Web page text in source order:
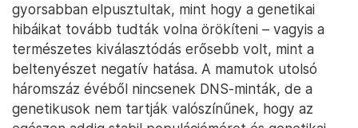
gyorsabban elpusztultak, mint hogy a genetikai
hibáikat tovább tudták volna örökíteni – vagyis a
természetes kiválasztódás erősebb volt, mint a
beltenyészet negatív hatása. A mamutok utolsó
háromszáz évéből nincsenek DNS-minták, de a
genetikusok nem tartják valószínűnek, hogy az